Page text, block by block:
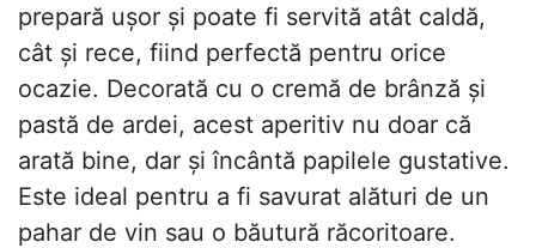
prepară ușor și poate fi servită atât caldă,
cât și rece, fiind perfectă pentru orice
ocazie. Decorată cu o cremă de brânză și
pastă de ardei, acest aperitiv nu doar că
arată bine, dar și încântă papilele gustative.
Este ideal pentru a fi savurat alături de un
pahar de vin sau o băutură răcoritoare.